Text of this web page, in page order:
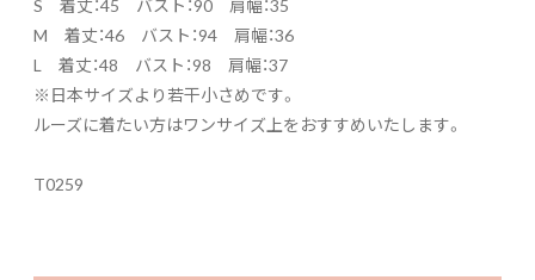
M 着丈：46 バスト：94 肩幅：36
L 着丈：48 バスト：98 肩幅：37
※日本サイズより若干小さめです。
ルーズに着たい方はワンサイズ上をおすすめいたします。
T0259